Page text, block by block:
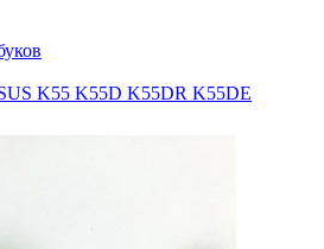
K55 K55D K55DR K55DE